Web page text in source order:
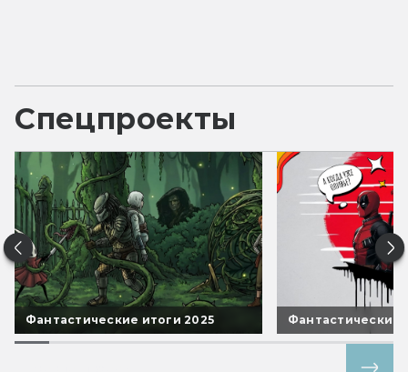
Спецпроекты
Фантастические итоги 2025 Фантастические